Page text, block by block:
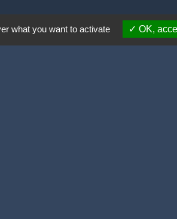
what you want to activate OK,